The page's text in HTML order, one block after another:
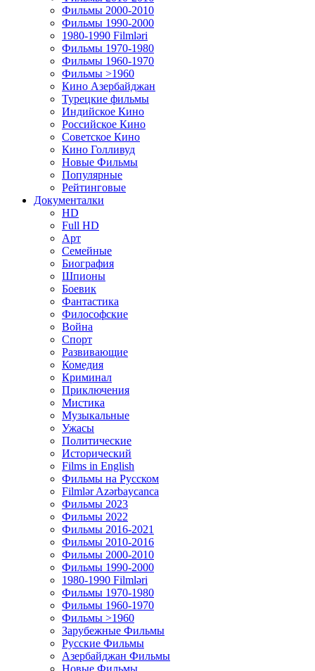
Фильмы 2000-2010
Фильмы 1990-2000
1980-1990 Filmləri
Фильмы 1970-1980
Фильмы 1960-1970
Фильмы >1960
Кино Азербайджан
Турецкие фильмы
Индийское Кино
Российское Кино
Советское Кино
Кино Голливуд
Новые Фильмы
Популярные
Рейтинговые
Документалки
HD
Full HD
Арт
Семейные
Биография
Шпионы
Боевик
Фантастика
Философские
Война
Спорт
Развивающие
Комедия
Криминал
Приключения
Мистика
Музыкальные
Ужасы
Политические
Исторический
Films in English
Фильмы на Русском
Filmlər Azərbaycanca
Фильмы 2023
Фильмы 2022
Фильмы 2016-2021
Фильмы 2010-2016
Фильмы 2000-2010
Фильмы 1990-2000
1980-1990 Filmləri
Фильмы 1970-1980
Фильмы 1960-1970
Фильмы >1960
Зарубежные Фильмы
Русские Фильмы
Азербайджан Фильмы
Новые Фильмы